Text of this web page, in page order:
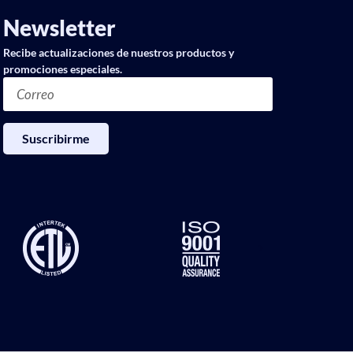
Newsletter
Recibe actualizaciones de nuestros productos y
promociones especiales.
Suscribirme